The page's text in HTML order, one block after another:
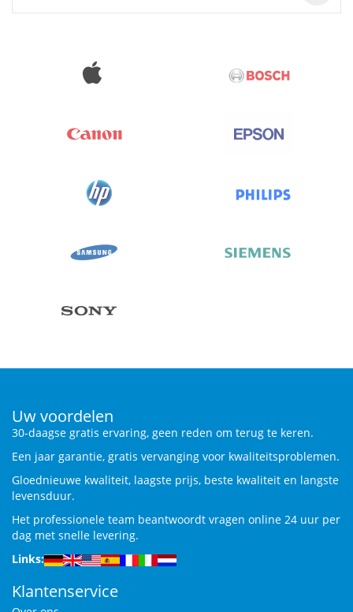
Uw voordelen
30-daagse gratis ervaring, geen reden om terug te keren.
Een jaar garantie, gratis vervanging voor kwaliteitsproblemen.
Gloednieuwe kwaliteit, laagste prijs, beste kwaliteit en langste
levensduur.
Het professionele team beantwoordt vragen online 24 uur per
dag met snelle levering.
Links:
Klantenservice